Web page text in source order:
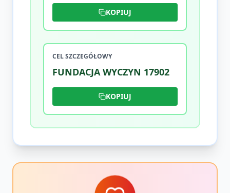
KOPIUJ
CEL SZCZEGÓŁOWY
FUNDACJA WYCZYN 17902
KOPIUJ